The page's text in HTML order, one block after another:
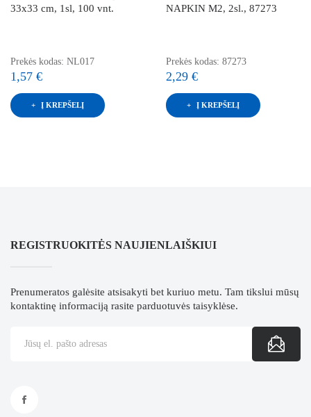
33x33 cm, 1sl, 100 vnt.
Prekės kodas: NL017
1,57 €
Į KREPŠELĮ
NAPKIN M2, 2sl., 87273
Prekės kodas: 87273
2,29 €
Į KREPŠELĮ
REGISTRUOKITĖS NAUJIENLAIŠKIUI
Prenumeratos galėsite atsisakyti bet kuriuo metu. Tam tikslui mūsų
kontaktinę informaciją rasite parduotuvės taisyklėse.